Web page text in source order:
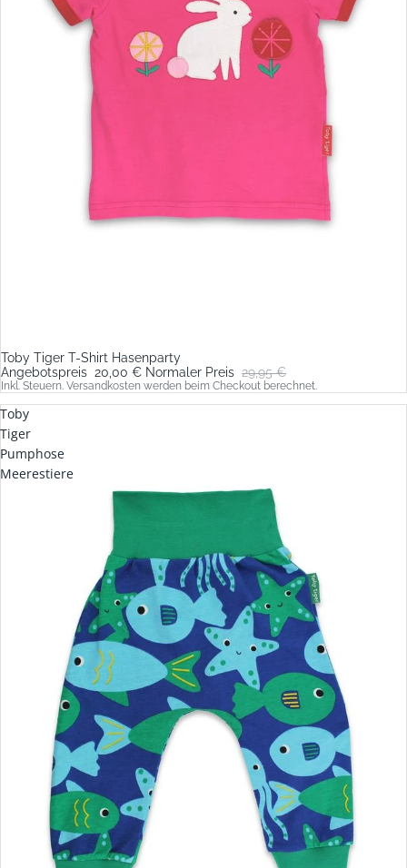
Sale
Toby Tiger T-Shirt Hasenparty
Angebotspreis 20,00 € Normaler Preis 29,95 €
Inkl. Steuern. Versandkosten werden beim Checkout berechnet.
Toby
Tiger
Pumphose
Meerestiere